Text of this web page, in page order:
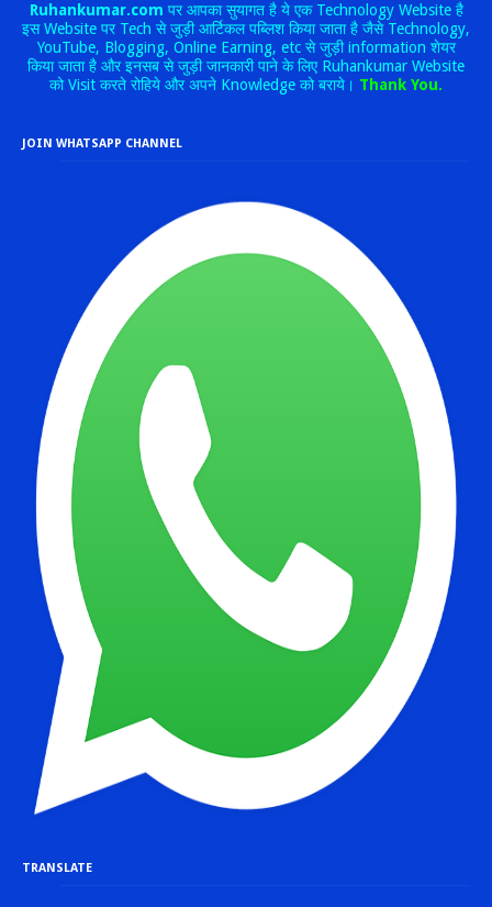
Ruhankumar.com पर आपका सुयागत है ये एक Technology Website है
इस Website पर Tech से जुड़ी आर्टिकल पब्लिश किया जाता है जैसे Technology,
YouTube, Blogging, Online Earning, etc से जुड़ी information शेयर
किया जाता है और इनसब से जुड़ी जानकारी पाने के लिए Ruhankumar Website
को Visit करते रोहिये और अपने Knowledge को बराये। Thank You.
JOIN WHATSAPP CHANNEL
TRANSLATE